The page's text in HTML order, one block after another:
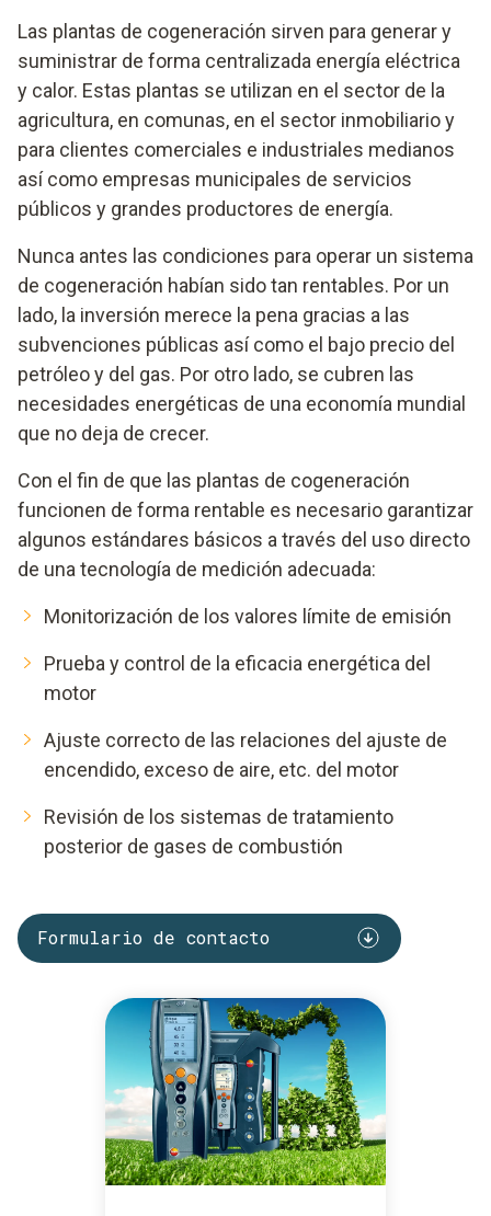
Las plantas de cogeneración sirven para generar y
suministrar de forma centralizada energía eléctrica
y calor. Estas plantas se utilizan en el sector de la
agricultura, en comunas, en el sector inmobiliario y
para clientes comerciales e industriales medianos
así como empresas municipales de servicios
públicos y grandes productores de energía.
Nunca antes las condiciones para operar un sistema
de cogeneración habían sido tan rentables. Por un
lado, la inversión merece la pena gracias a las
subvenciones públicas así como el bajo precio del
petróleo y del gas. Por otro lado, se cubren las
necesidades energéticas de una economía mundial
que no deja de crecer.
Con el fin de que las plantas de cogeneración
funcionen de forma rentable es necesario garantizar
algunos estándares básicos a través del uso directo
de una tecnología de medición adecuada:
Monitorización de los valores límite de emisión
Prueba y control de la eficacia energética del
motor
Ajuste correcto de las relaciones del ajuste de
encendido, exceso de aire, etc. del motor
Revisión de los sistemas de tratamiento
posterior de gases de combustión
Formulario de contacto